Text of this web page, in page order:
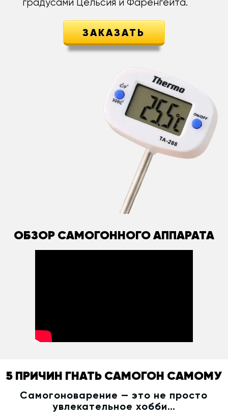
градусами Цельсия и Фаренгейта.
ЗАКАЗАТЬ
ОБЗОР САМОГОННОГО АППАРАТА
5 ПРИЧИН ГНАТЬ САМОГОН САМОМУ
Самогоноварение — это не просто
увлекательное хобби…